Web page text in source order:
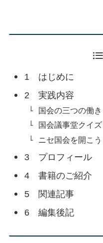
1 はじめに
2 実践内容
国会の三つの働き
国会議事堂クイズ
ニセ国会を開こう
3 プロフィール
4 書籍のご紹介
5 関連記事
6 編集後記